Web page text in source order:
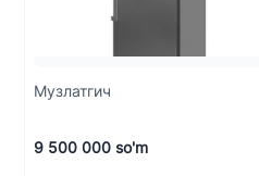
Mузлатгич
9 500 000 so'm